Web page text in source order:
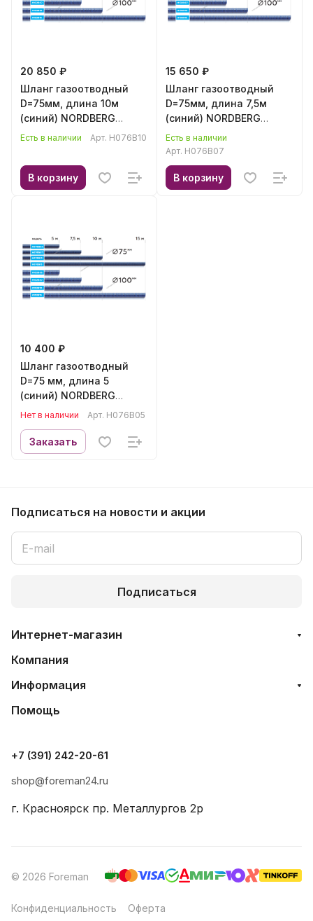
20 850 ₽
Шланг газоотводный
D=75мм, длина 10м
(синий) NORDBERG
H076B10
Есть в наличии Арт. H076B10
В корзину
15 650 ₽
Шланг газоотводный
D=75мм, длина 7,5м
(синий) NORDBERG
H076B07
Есть в наличии
Арт. H076B07
В корзину
10 400 ₽
Шланг газоотводный
D=75 мм, длина 5
(синий) NORDBERG
H076B05
Нет в наличии Арт. H076B05
Заказать
Подписаться на новости и акции
Подписаться
Интернет-магазин
Компания
Информация
Помощь
+7 (391) 242-20-61
shop@foreman24.ru
г. Красноярск пр. Металлургов 2р
© 2026 Foreman
Конфиденциальность Оферта